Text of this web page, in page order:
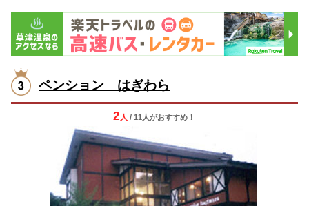
ペンション はぎわら
2 人 / 11人がおすすめ！